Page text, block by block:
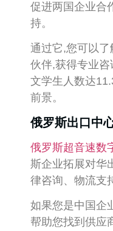
促进两国企业合
持。
通过它,您可以
伙伴,获得专业
文学生人数达
前景。
俄罗斯出口中
俄罗斯超音速数
斯企业拓展对华
律咨询、物流支
如果您是中国企
帮助您找到供应